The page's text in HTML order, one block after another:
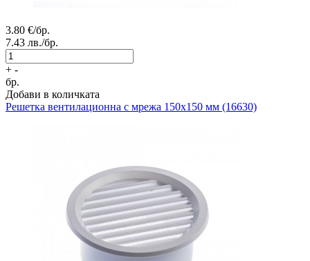
3.80 €/бр.
7.43 лв./бр.
+ -
бр.
Добави в количката
Решетка вентилационна с мрежа 150x150 мм (16630)